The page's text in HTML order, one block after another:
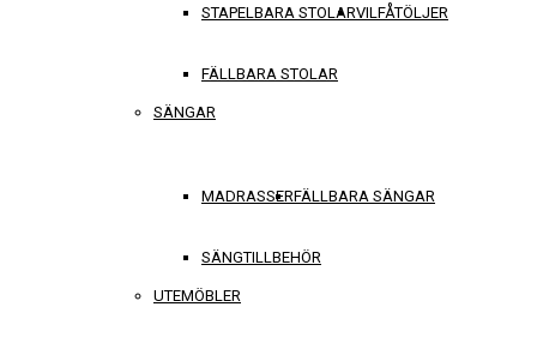
STAPELBARA STOLARVILFÅTÖLJER
FÄLLBARA STOLAR
SÄNGAR
MADRASSERFÄLLBARA SÄNGAR
SÄNGTILLBEHÖR
UTEMÖBLER